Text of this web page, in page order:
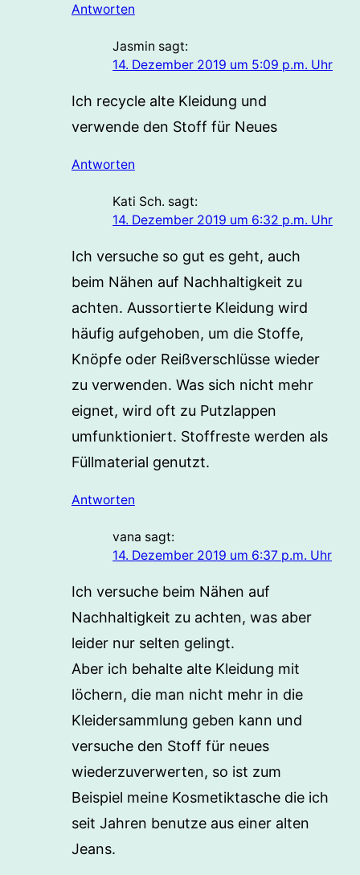
Antworten
Jasmin sagt:
14. Dezember 2019 um 5:09 p.m. Uhr
Ich recycle alte Kleidung und
verwende den Stoff für Neues
Antworten
Kati Sch. sagt:
14. Dezember 2019 um 6:32 p.m. Uhr
Ich versuche so gut es geht, auch
beim Nähen auf Nachhaltigkeit zu
achten. Aussortierte Kleidung wird
häufig aufgehoben, um die Stoffe,
Knöpfe oder Reißverschlüsse wieder
zu verwenden. Was sich nicht mehr
eignet, wird oft zu Putzlappen
umfunktioniert. Stoffreste werden als
Füllmaterial genutzt.
Antworten
vana sagt:
14. Dezember 2019 um 6:37 p.m. Uhr
Ich versuche beim Nähen auf
Nachhaltigkeit zu achten, was aber
leider nur selten gelingt.
Aber ich behalte alte Kleidung mit
löchern, die man nicht mehr in die
Kleidersammlung geben kann und
versuche den Stoff für neues
wiederzuverwerten, so ist zum
Beispiel meine Kosmetiktasche die ich
seit Jahren benutze aus einer alten
Jeans.